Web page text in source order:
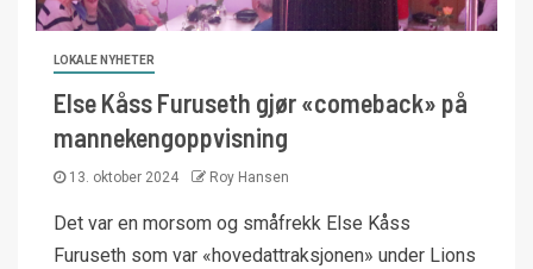
LOKALE NYHETER
Else Kåss Furuseth gjør «comeback» på
mannekengoppvisning
13. oktober 2024 Roy Hansen
Det var en morsom og småfrekk Else Kåss
Furuseth som var «hovedattraksjonen» under Lions